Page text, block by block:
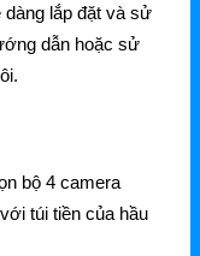
lắp đặt và sử
dẫn hoặc sử
bộ 4 camera
túi tiền của hầu